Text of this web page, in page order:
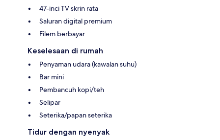
47-inci TV skrin rata
Saluran digital premium
Filem berbayar
Keselesaan di rumah
Penyaman udara (kawalan suhu)
Bar mini
Pembancuh kopi/teh
Selipar
Seterika/papan seterika
Tidur dengan nyenyak